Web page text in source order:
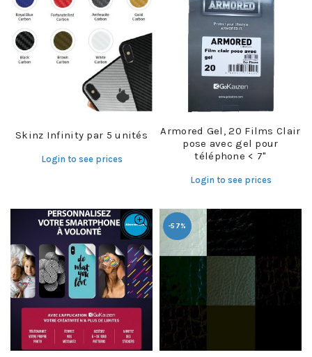
Skinz Infinity par 5 unités
Login to see prices
Armored Gel, 20 Films Clair
pose avec gel pour
téléphone < 7"
Login to see prices
-57%